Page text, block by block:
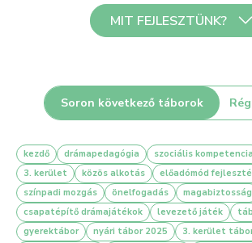
MIT FEJLESZTÜNK?
A tábor utolsó napját bemutató előadással
zárjuk, ez minden évben óriási élmény a
Soron következő táborok
kezdő drámapedagógia szociális kompetencia
3. kerület
közös alkotás
előadómód
színpadi mozgás
önelfogadás magabiztosság
csapatépítő drámajátékok
levezető játék
gyerektábor
nyári tábor 2025
3. kerület